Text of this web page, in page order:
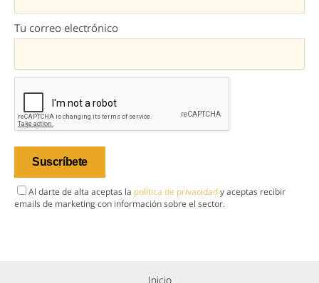
Tu correo electrónico
Al darte de alta aceptas la política de privacidady aceptas recibir
emails de marketing con información sobre el sector.
Inicio